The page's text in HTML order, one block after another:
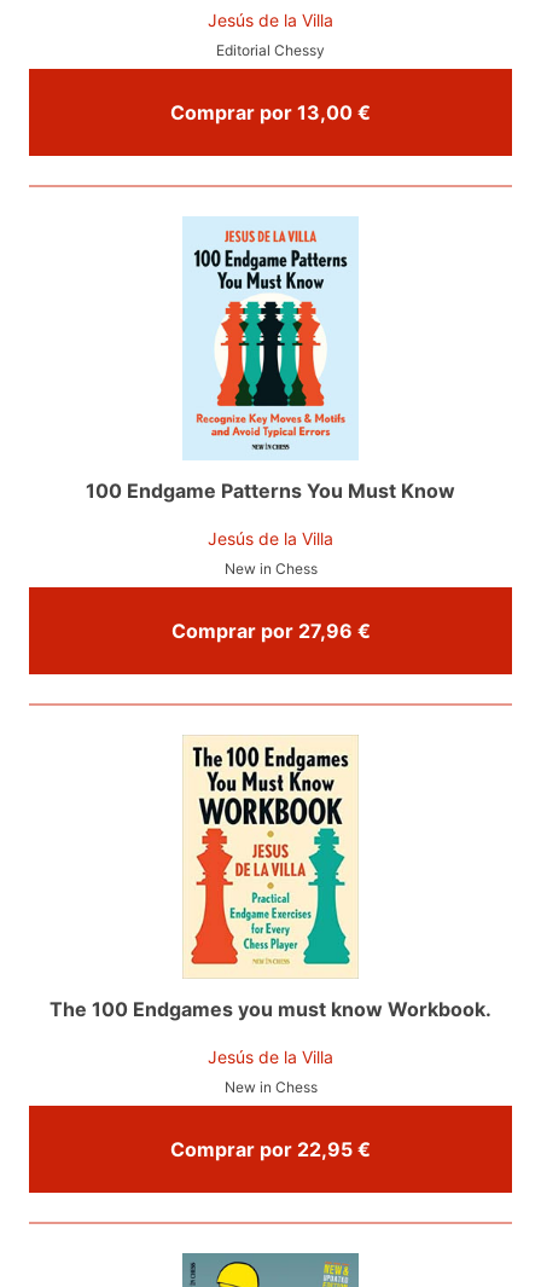
Jesús de la Villa
Editorial Chessy
Comprar por 13,00 €
100 Endgame Patterns You Must Know
Jesús de la Villa
New in Chess
Comprar por 27,96 €
The 100 Endgames you must know Workbook.
Jesús de la Villa
New in Chess
Comprar por 22,95 €